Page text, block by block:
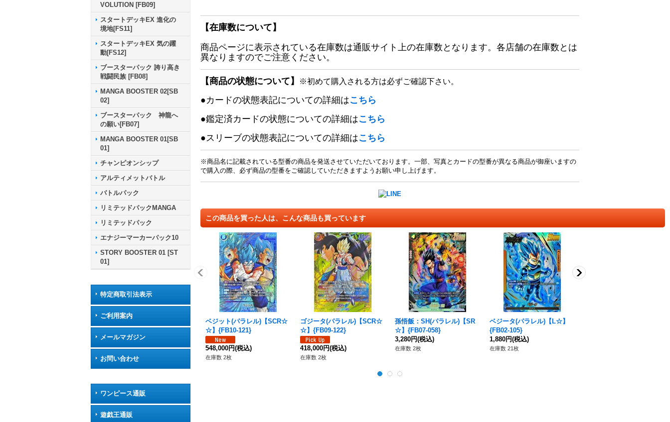
VOLUTION [FB09]
スタートデッキEX 進化の
境地[FS11]
スタートデッキEX 気の躍
動[FS12]
ブースターパック 誇り高き
戦闘民族 [FB08]
MANGA BOOSTER 02[SB
02]
ブースターパック 神龍へ
の願い[FB07]
MANGA BOOSTER 01[SB
01]
チャンピオンシップ
アルティメットバトル
バトルパック
リミテッドパックMANGA
リミテッドパック
エナジーマーカーパック10
STORY BOOSTER 01 [ST
01]
特定商取引法表示
ご利用案内
メールマガジン
お問い合わせ
ワンピース通販
遊戯王通販
【在庫数について】
商品ページに表示されている在庫数は通販サイト上の在庫数となります。各店舗の在庫数とは
異なりますのでご注意ください。
【商品の状態について】 ※初めて購入される方は必ずご確認下さい。
●カードの状態表記についての詳細はこちら
●鑑定済カードの状態についての詳細はこちら
●スリーブの状態表記についての詳細はこちら
※商品名に記載されている型番の商品を発送させていただいております。一部、写真とカードの型番が異なる商品が御座いますの
で購入の際、必ず商品の型番をご確認していただきますようお願い申し上げます。
この商品を買った人は、こんな商品も買っています
ベジット(パラレル)【SCR☆
☆】{FB10-121}
548,000円(税込)
在庫数 2枚
ゴジータ(パラレル)【SCR☆
☆】{FB09-122}
418,000円(税込)
在庫数 2枚
孫悟飯：SH(パラレル)【SR
☆】{FB07-058}
3,280円(税込)
在庫数 2枚
ベジータ(パラレル)【L☆】
{FB02-105}
1,880円(税込)
在庫数 21枚